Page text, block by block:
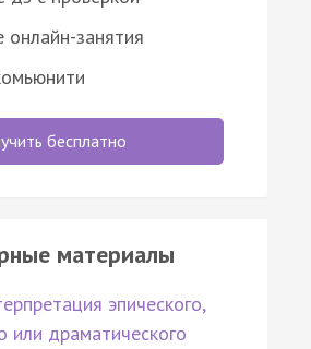
онлайн-занятия
бесплатно
материалы
эпического,
или драматического